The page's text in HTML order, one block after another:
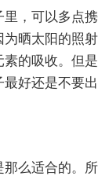
里，可以多点携
为晒太阳的照射
的吸收。但是
好还是不要出
那么适合的。所